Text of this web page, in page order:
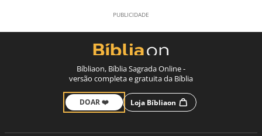
Bíbliaon, Bíblia Sagrada Online -
versão completa e gratuita da Bíblia
DOAR ❤️ Loja Bíbliaon